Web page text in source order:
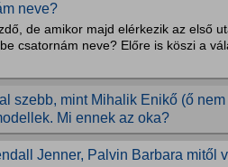
neve?
de amikor majd elérkezik az első
csatornám neve? Előre is köszi a
szebb, mint Mihalik Enikő (ő
Mi ennek az oka?
Jenner, Palvin Barbara mitől